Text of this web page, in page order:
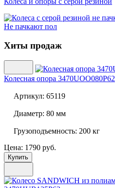
Не пачкают пол
Хиты продаж
Колесная опора 3470UOO080P62
Артикул: 65119
Диаметр: 80 мм
Грузоподъемность: 200 кг
Цена: 1790 руб.
Купить